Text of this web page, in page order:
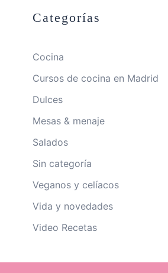
Categorías
Cocina
Cursos de cocina en Madrid
Dulces
Mesas & menaje
Salados
Sin categoría
Veganos y celíacos
Vida y novedades
Video Recetas